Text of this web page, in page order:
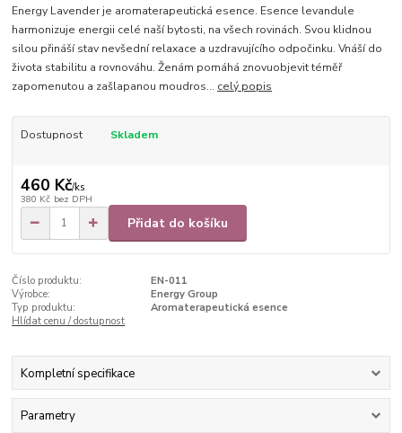
Energy Lavender je aromaterapeutická esence. Esence levandule
harmonizuje energii celé naší bytosti, na všech rovinách. Svou klidnou
silou přináší stav nevšední relaxace a uzdravujícího odpočinku. Vnáší do
života stabilitu a rovnováhu. Ženám pomáhá znovuobjevit téměř
zapomenutou a zašlapanou moudros... celý popis
Dostupnost Skladem
460 Kč/ks
380 Kč bez DPH
Přidat do košíku
Číslo produktu:
EN-011
Výrobce:
Energy Group
Typ produktu:
Aromaterapeutická esence
Hlídat cenu / dostupnost
Kompletní specifikace
Parametry